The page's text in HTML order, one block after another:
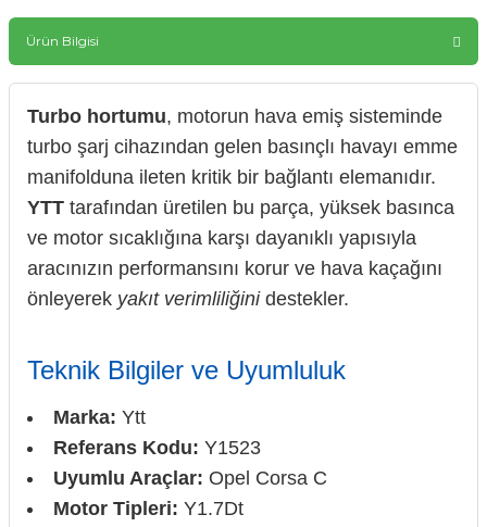
Ürün Bilgisi
Turbo hortumu, motorun hava emiş sisteminde
turbo şarj cihazından gelen basınçlı havayı emme
manifolduna ileten kritik bir bağlantı elemanıdır.
YTT tarafından üretilen bu parça, yüksek basınca
ve motor sıcaklığına karşı dayanıklı yapısıyla
aracınızın performansını korur ve hava kaçağını
önleyerek yakıt verimliliğinidestekler.
Teknik Bilgiler ve Uyumluluk
Marka: Ytt
Referans Kodu: Y1523
Uyumlu Araçlar: Opel Corsa C
Motor Tipleri: Y1.7Dt